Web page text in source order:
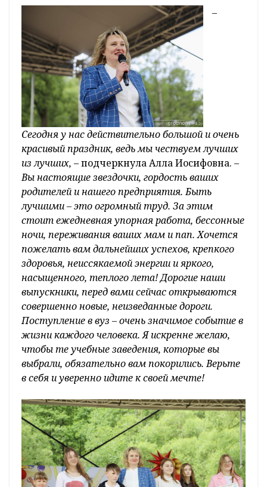
–
Сегодня у нас действительно большой и очень
красивый праздник, ведь мы чествуем лучших
из лучших, – подчеркнула Алла Иосифовна. –
Вы настоящие звездочки, гордость ваших
родителей и нашего предприятия. Быть
лучшими – это огромный труд. За этим
стоит ежедневная упорная работа, бессонные
ночи, переживания ваших мам и пап. Хочется
пожелать вам дальнейших успехов, крепкого
здоровья, неиссякаемой энергии и яркого,
насыщенного, теплого лета! Дорогие наши
выпускники, перед вами сейчас открываются
совершенно новые, неизведанные дороги.
Поступление в вуз – очень значимое событие в
жизни каждого человека. Я искренне желаю,
чтобы те учебные заведения, которые вы
выбрали, обязательно вам покорились. Верьте
в себя и уверенно идите к своей мечте!